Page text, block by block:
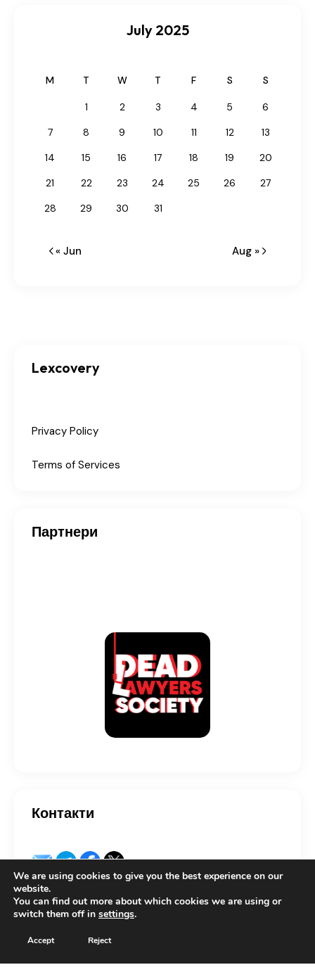
July 2025
M T W T F S S
1 2 3 4 5
6
7
8 9 10 11 12
13
14
15 16 17 18 19
20
21
22 23 24 25 26
27
28
29 30 31
« Jun Aug »
Lexcovery
Privacy Policy
Terms of Services
Партнери
Контакти
Copyright © 2026 by Lexcovery. All rights reserved.
We are using cookies to give you the best experience on our
website.
You can find out more about which cookies we are using or
switch them off in settings.
Accept Reject